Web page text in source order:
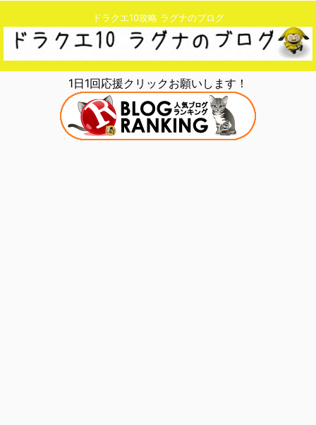
ドラクエ10攻略 ラグナのブログ
1日1回応援クリックお願いします！